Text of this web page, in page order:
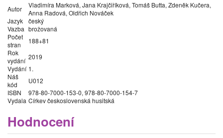
Autor
Vladimíra Marková, Jana Krajčiříková, Tomáš Butta, Zdeněk Kučera,
Anna Radová, Oldřich Nováček
Jazyk
český
Vazba brožovaná
Počet
stran
188+81
Rok
vydání 2019
Vydání 1.
Náš
kód
U012
ISBN
978-80-7000-153-0, 978-80-7000-154-7
Vydala Církev československá husitská
Hodnocení